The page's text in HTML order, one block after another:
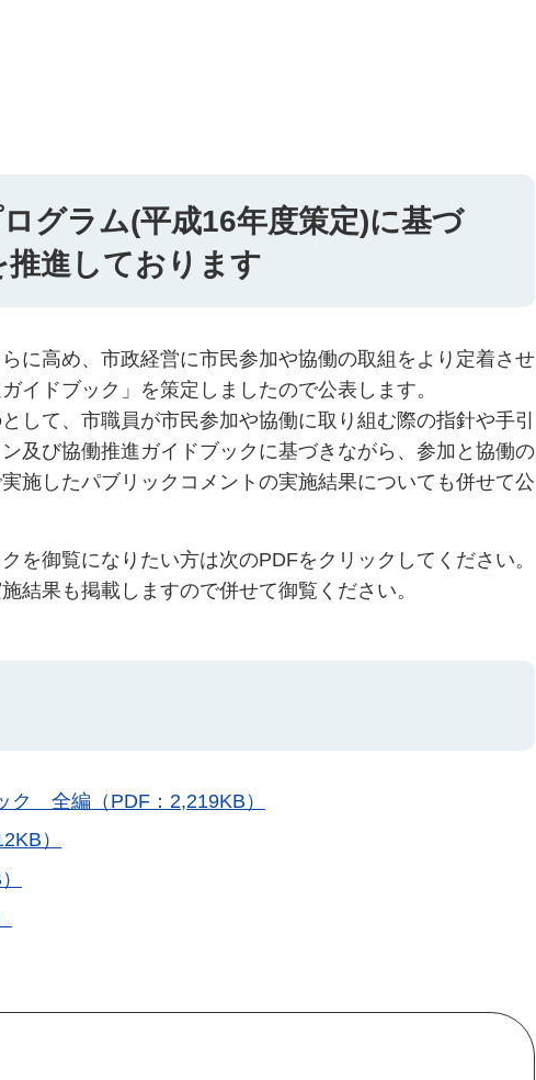
グラム(平成16年度策定)に基づ
進しております
に高め、市政経営に市民参加や協働の取組をより定着させ
イドブック」を策定しましたので公表します。
して、市職員が市民参加や協働に取り組む際の指針や手引
及び協働推進ガイドブックに基づきながら、参加と協働の
施したパブリックコメントの実施結果についても併せて公
を御覧になりたい方は次のPDFをクリックしてください。
結果も掲載しますので併せて御覧ください。
ク 全編（PDF：2,219KB）
）